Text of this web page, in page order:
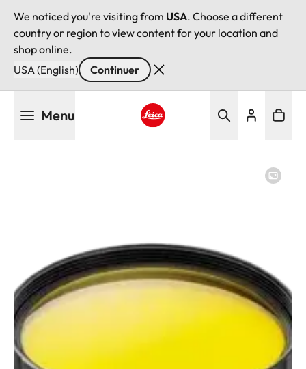
We noticed you're visiting from USA. Choose a different
country or region to view content for your location and
shop online.
USA (English)
Continuer
Menu